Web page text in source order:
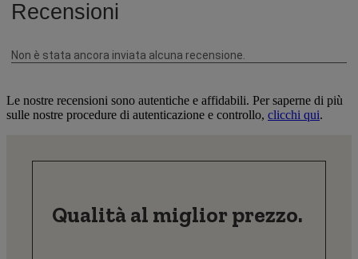
Le nostre recensioni sono autentiche e affidabili. Per saperne di più
sulle nostre procedure di autenticazione e controllo, clicchi qui.
Qualità al miglior prezzo.